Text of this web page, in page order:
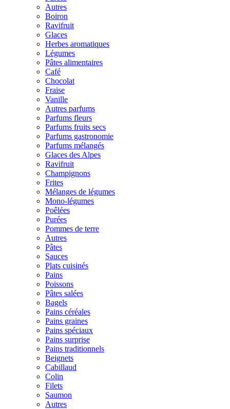
Autres
Boiron
Ravifruit
Glaces
Herbes aromatiques
Légumes
Pâtes alimentaires
Café
Chocolat
Fraise
Vanille
Autres parfums
Parfums fleurs
Parfums fruits secs
Parfums gastronomie
Parfums mélangés
Glaces des Alpes
Ravifruit
Champignons
Frites
Mélanges de légumes
Mono-légumes
Poêlées
Purées
Pommes de terre
Autres
Pâtes
Sauces
Plats cuisinés
Pains
Poissons
Pâtes salées
Bagels
Pains céréales
Pains graines
Pains spéciaux
Pains surprise
Pains traditionnels
Beignets
Cabillaud
Colin
Filets
Saumon
Autres